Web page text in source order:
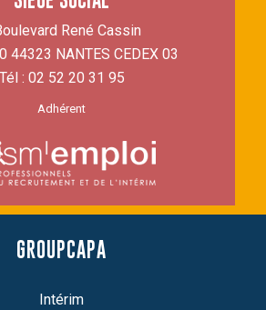
René Cassin
44323 NANTES CEDEX 03
Tél : 02 52 20 31 95
Adhérent
GROUPCAPA
Intérim